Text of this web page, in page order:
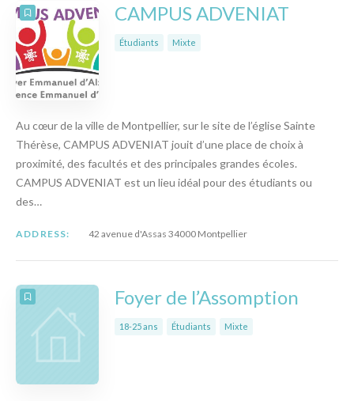
CAMPUS ADVENIAT
Étudiants Mixte
Au cœur de la ville de Montpellier, sur le site de l’église Sainte
Thérèse, CAMPUS ADVENIAT jouit d’une place de choix à
proximité, des facultés et des principales grandes écoles.
CAMPUS ADVENIAT est un lieu idéal pour des étudiants ou
des…
ADDRESS: 42 avenue d'Assas 34000 Montpellier
Foyer de l’Assomption
18-25 ans Étudiants Mixte